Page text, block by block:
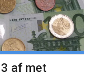
af met